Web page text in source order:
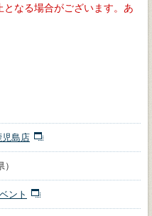
なる場合がございます。あ
児島店
ント